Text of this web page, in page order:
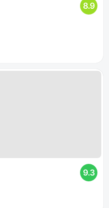
8.9
9.3